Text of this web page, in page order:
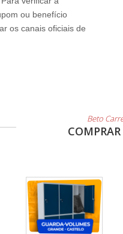
ou benefício
os canais oficiais de
Beto